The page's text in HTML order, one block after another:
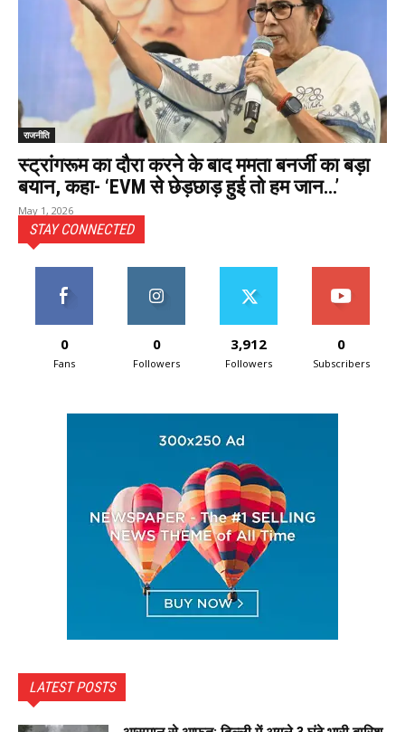
राजनीति
स्ट्रांगरूम का दौरा करने के बाद ममता बनर्जी का बड़ा
बयान, कहा- ‘EVM से छेड़छाड़ हुई तो हम जान…’
May 1, 2026
STAY CONNECTED
0
Fans
0
Followers
3,912
Followers
0
Subscribers
LATEST POSTS